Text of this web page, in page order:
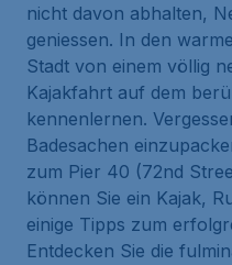
nicht davon abhalten,
geniessen. In den
Stadt von einem völlig
Kajakfahrt auf dem
kennenlernen.
Badesachen
zum Pier 40 (72nd
können Sie ein Kajak,
einige Tipps zum
Entdecken Sie die